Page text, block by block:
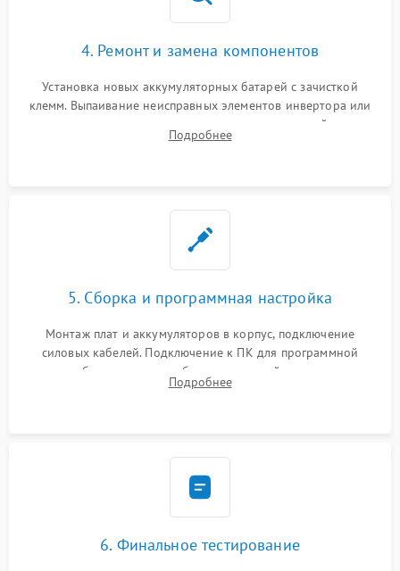
4. Ремонт и замена компонентов
Установка новых аккумуляторных батарей с зачисткой
клемм. Выпаивание неисправных элементов инвертора или
цепи зарядки и монтаж новых радиодеталей.
Восстановление поврежденных токоведущих дорожек и
Подробнее
5. Сборка и программная настройка
Монтаж плат и аккумуляторов в корпус, подключение
силовых кабелей. Подключение к ПК для программной
калибровки констант батареи, настройки порогов
срабатывания AVR и сброса счетчиков старения АКБ.
Подробнее
6. Финальное тестирование